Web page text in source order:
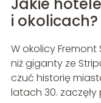
Jakie
i okolicach?
W okolicy
niż giganty ze
czuć historię
latach 30.